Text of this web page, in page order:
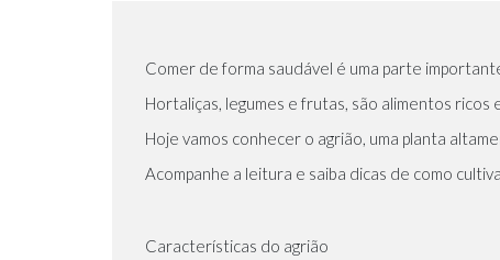
Comer de forma saudável é uma parte
Hortaliças, legumes e frutas, são alimentos
Hoje vamos conhecer o agrião, uma planta
Acompanhe a leitura e saiba dicas de como
Características do agrião